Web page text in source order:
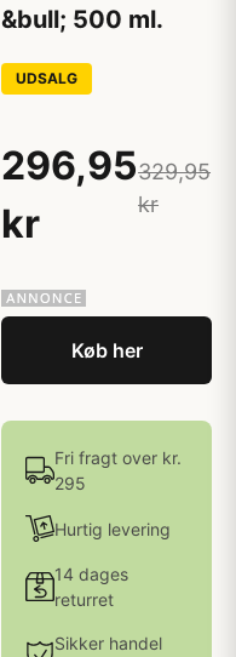
&bull; 500 ml.
UDSALG
296,95
kr
329,95
kr
Køb her
Fri fragt over kr.
295
Hurtig levering
14 dages
returret
Sikker handel